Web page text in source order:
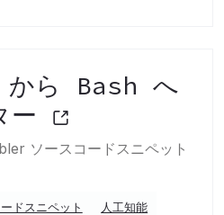
ら Bash へ
ー
ソースコードスニペット
ードスニペット
人工知能